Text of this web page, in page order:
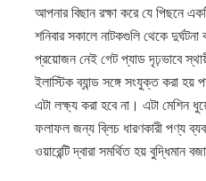
আপনার বিছান রক্ষা করে যে পিছনে
শনিবার সকালে নাটকগুলি থেকে
প্রয়োজন নেই গেট প্যাড দৃঢ়ভাবে
ইলাস্টিক ব্যান্ড সঙ্গে সংযুক্ত করা
এটা লক্ষ্য করা হবে না। এটা মেশিন
ফলাফল জন্য ব্লিচ ধারণকারী পণ্য
ওয়ারেন্টি দ্বারা সমর্থিত হয় বুদ্ধিমান